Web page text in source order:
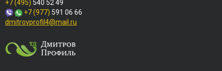
+7 (495) 540 52 49
+7 (977) 591 06 66
dmitrovprofil4@mail.ru